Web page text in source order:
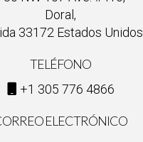
Doral,
33172 Estados Unidos
TELÉFONO
+1 305 776 4866
ELECTRÓNICO